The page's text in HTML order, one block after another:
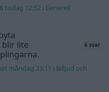
tisdag 12:52 i Generell
lite
6 svar
måndag 23:11 i Billjud och